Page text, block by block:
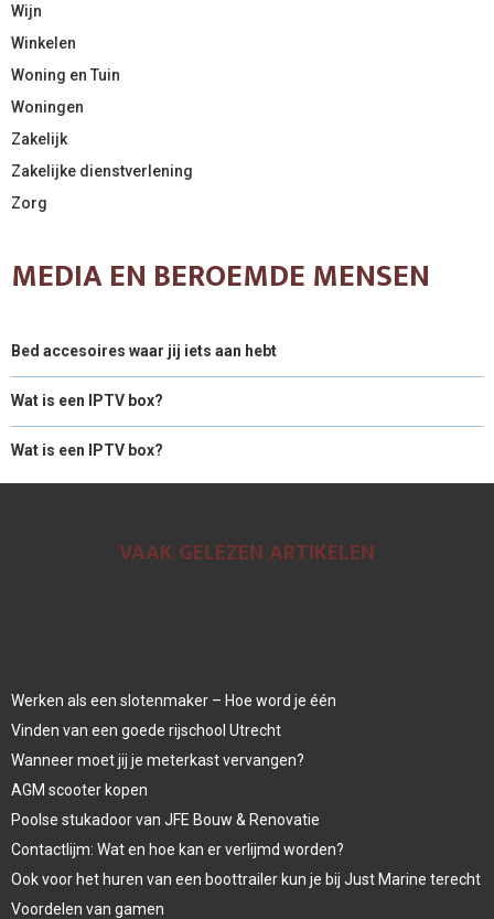
Wijn
Winkelen
Woning en Tuin
Woningen
Zakelijk
Zakelijke dienstverlening
Zorg
MEDIA EN BEROEMDE MENSEN
Bed accesoires waar jij iets aan hebt
Wat is een IPTV box?
Wat is een IPTV box?
VAAK GELEZEN ARTIKELEN
Werken als een slotenmaker – Hoe word je één
Vinden van een goede rijschool Utrecht
Wanneer moet jij je meterkast vervangen?
AGM scooter kopen
Poolse stukadoor van JFE Bouw & Renovatie
Contactlijm: Wat en hoe kan er verlijmd worden?
Ook voor het huren van een boottrailer kun je bij Just Marine terecht
Voordelen van gamen